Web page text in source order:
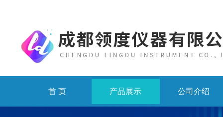
首 页 产品展示 公司介绍